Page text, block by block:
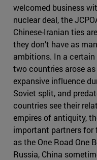
welcomed business
nuclear deal, the
Chinese-Iranian ties
they don’t have as
ambitions. In a
two countries arose
expansive influence
Soviet split, and
countries see their
empires of antiquity,
important partners for
as the One Road One
Russia, China